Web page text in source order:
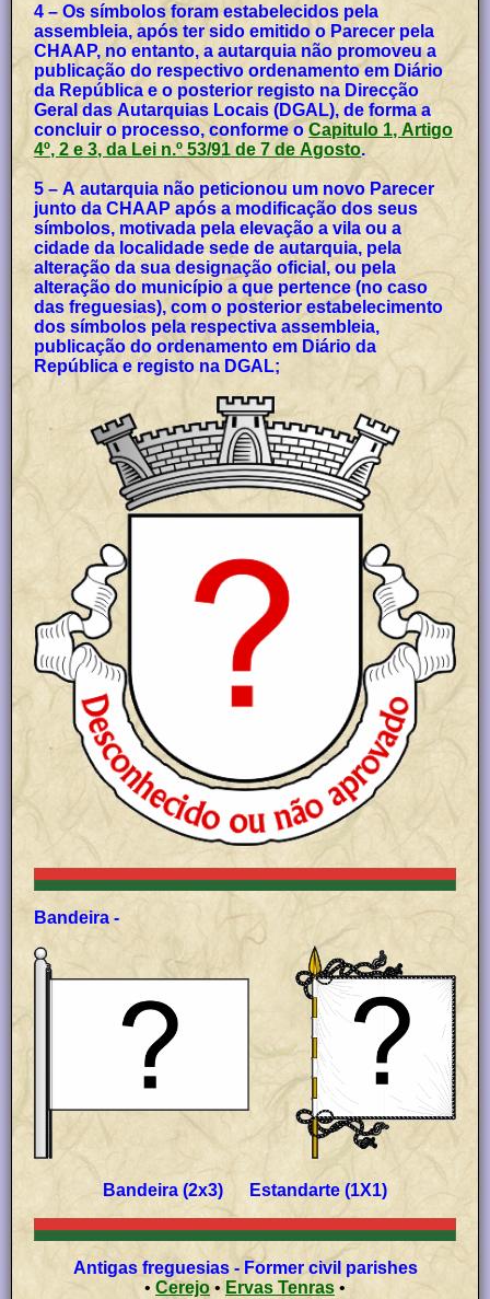
4 – Os símbolos foram estabelecidos pela
assembleia, após ter sido emitido o Parecer pela
CHAAP, no entanto, a autarquia não promoveu a
publicação do respectivo ordenamento em Diário
da República e o posterior registo na Direcção
Geral das Autarquias Locais (DGAL), de forma a
concluir o processo, conforme oCapitulo 1, Artigo
4º, 2 e 3, da Lei n.º 53/91 de 7 de Agosto.
5 – A autarquia não peticionou um novo Parecer
junto da CHAAP após a modificação dos seus
símbolos, motivada pela elevação a vila ou a
cidade da localidade sede de autarquia, pela
alteração da sua designação oficial, ou pela
alteração do município a que pertence (no caso
das freguesias), com o posterior estabelecimento
dos símbolos pela respectiva assembleia,
publicação do ordenamento em Diário da
República e registo na DGAL;
Bandeira -
Bandeira (2x3) Estandarte (1X1)
Antigas freguesias - Former civil parishes
• Cerejo • Ervas Tenras •